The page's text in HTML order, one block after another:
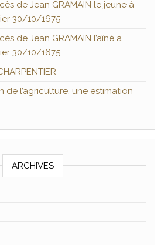
de Jean GRAMAIN le jeune à
30/10/1675
de Jean GRAMAIN l’aîné à
30/10/1675
de l’agriculture, une estimation
ARCHIVES